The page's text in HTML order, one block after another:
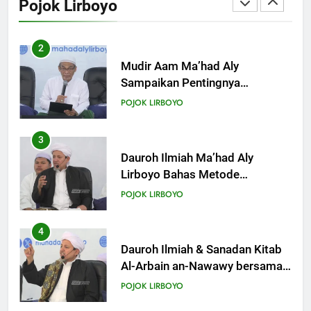
Pojok Lirboyo
Mempelajari Ilmu Hadis Dalam
3
Dauroh Ilmiah Ma’had Aly
Lirboyo Bahas Metode
Ahlusunnah dalam
POJOK LIRBOYO
4
Dauroh Ilmiah & Sanadan Kitab
Al-Arbain an-Nawawy bersama
As-Syaikh Dr. Yasir Al-Adny
POJOK LIRBOYO
5
Semalam Bersama Kematian:
Kisah Praktek Tajhizul Janaiz
Siswa III Aliyah
POJOK LIRBOYO